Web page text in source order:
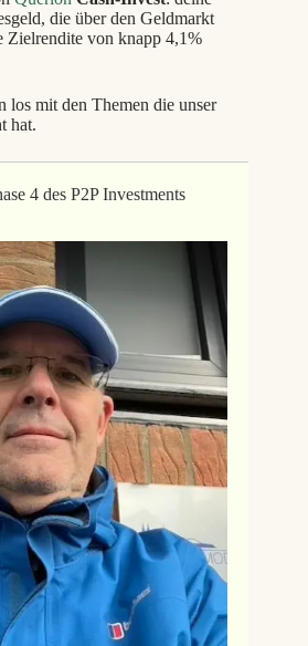
die über den Geldmarkt
Zielrendite von knapp 4,1%
los mit den Themen die unser
hat.
4 des P2P Investments